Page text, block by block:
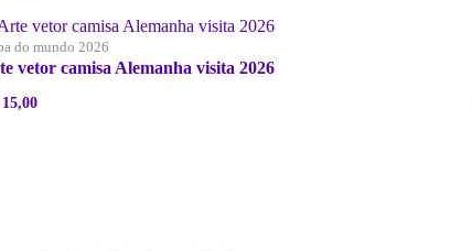
do mundo 2026
vetor camisa Alemanha visita 2026
15,00